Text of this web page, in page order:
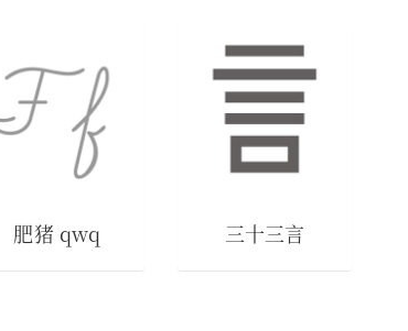
肥猪 qwq 三十三言